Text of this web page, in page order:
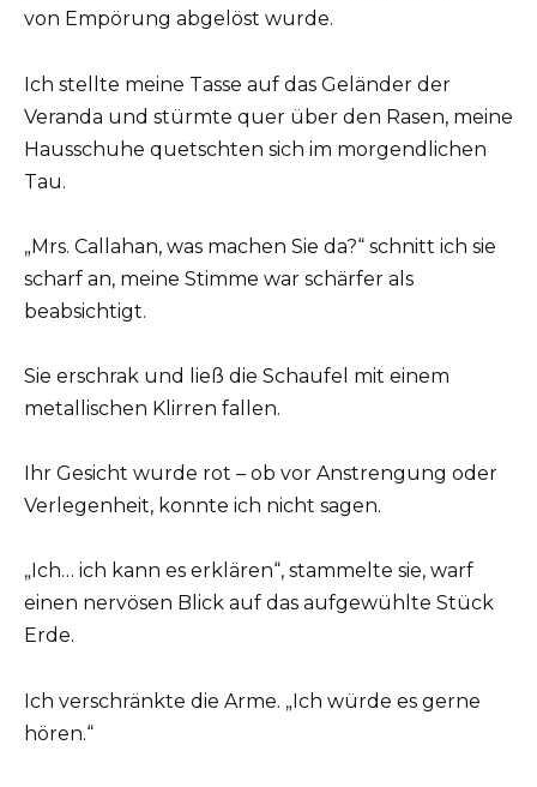
von Empörung abgelöst wurde.
Ich stellte meine Tasse auf das Geländer der
Veranda und stürmte quer über den Rasen, meine
Hausschuhe quetschten sich im morgendlichen
Tau.
„Mrs. Callahan, was machen Sie da?“ schnitt ich sie
scharf an, meine Stimme war schärfer als
beabsichtigt.
Sie erschrak und ließ die Schaufel mit einem
metallischen Klirren fallen.
Ihr Gesicht wurde rot – ob vor Anstrengung oder
Verlegenheit, konnte ich nicht sagen.
„Ich… ich kann es erklären“, stammelte sie, warf
einen nervösen Blick auf das aufgewühlte Stück
Erde.
Ich verschränkte die Arme. „Ich würde es gerne
hören.“